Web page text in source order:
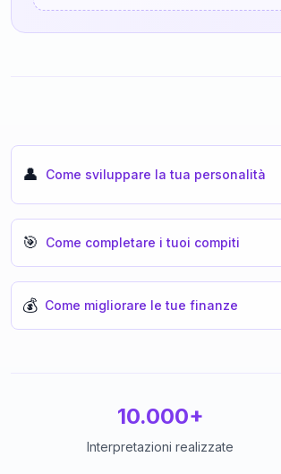
👤 Come sviluppare la tua personalità
🎯 Come completare i tuoi compiti
💰 Come migliorare le tue finanze
10.000+
Interpretazioni realizzate